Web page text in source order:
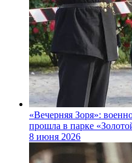
«Вечерняя Зоря»:
прошла в парке
8 июня 2026